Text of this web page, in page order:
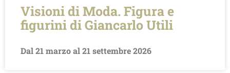
Visioni di Moda. Figura e
figurini di Giancarlo Utili
Dal 21 marzo al 21 settembre 2026